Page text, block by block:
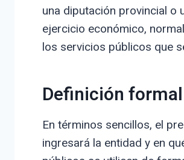
una diputación provincial o
ejercicio económico,
los servicios públicos que
Definición
En términos sencillos, el
ingresará la entidad y en